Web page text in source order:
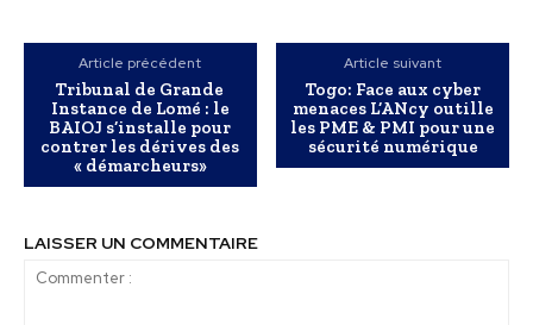
Article précédent
Tribunal de Grande
Instance de Lomé : le
BAIOJ s’installe pour
contrer les dérives des
« démarcheurs»
Article suivant
Togo: Face aux cyber
menaces L’ANcy outille
les PME & PMI pour une
sécurité numérique
LAISSER UN COMMENTAIRE